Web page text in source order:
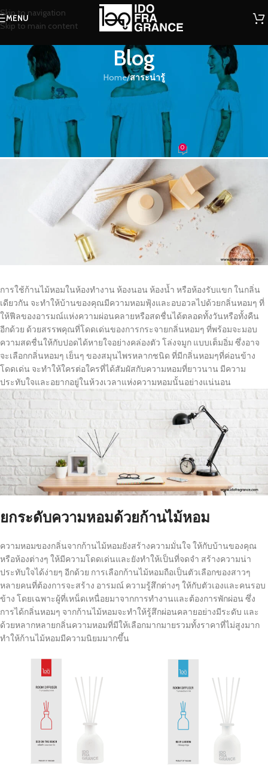
Skip to navigation
Skip to main content
MENU
Blog
Home/สาระน่ารู้
สาระน่ารู้
ความโดดเด่นของก้านไม้หอม
ประโยชน์ดีๆ ก็มีนะ!!
น้ำหอม On 27/05/2020 0
การใช้ก้านไม้หอมในห้องทำงาน ห้องนอน ห้องน้ำ หรือห้องรับแขก ในกลิ่น
เดียวกัน จะทำให้บ้านของคุณมีความหอมฟุ้งและอบอวลไปด้วยกลิ่นหอมๆ ที่
ให้ฟีลของอารมณ์แห่งความผ่อนคลายหรือสดชื่นได้ตลอดทั้งวันหรือทั้งคืน
อีกด้วย ด้วยสรรพคุณที่โดดเด่นของการกระจายกลิ่นหอมๆ ที่พร้อมจะมอบ
ความสดชื่นให้กับปอดได้หายใจอย่างคล่องตัว โล่งจมูก แบบเต็มอิ่ม ซึ่งอาจ
จะเลือกกลิ่นหอมๆ เย็นๆ ของสมุนไพรหลากชนิด ที่มีกลิ่นหอมๆที่ค่อนข้าง
โดดเด่น จะทำให้ใครต่อใครที่ได้สัมผัสกับความหอมที่ยาวนาน มีความ
ประทับใจและอยากอยู่ในห้วงเวลาแห่งความหอมนั้นอย่างแน่นอน
ยกระดับความหอมด้วยก้านไม้หอม
ความหอมของกลิ่นจากก้านไม้หอมยังสร้างความมั่นใจ ให้กับบ้านของคุณ
หรือห้องต่างๆ ให้มีความโดดเด่นและยังทำให้เป็นที่จดจำ สร้างความน่า
ประทับใจได้ง่ายๆ อีกด้วย การเลือกก้านไม้หอมถือเป็นตัวเลือกของสาวๆ
หลายคนที่ต้องการจะสร้าง อารมณ์ ความรู้สึกต่างๆ ให้กับตัวเองและคนรอบ
ข้าง โดยเฉพาะผู้ที่เหน็ดเหนื่อยมาจากการทำงานและต้องการพักผ่อน ซึ่ง
การได้กลิ่นหอมๆ จากก้านไม้หอมจะทำให้รู้สึกผ่อนคลายอย่างมีระดับ และ
ด้วยหลากหลายกลิ่นความหอมที่มีให้เลือกมากมายรวมทั้งราคาที่ไม่สูงมาก
ทำให้ก้านไม้หอมมีความนิยมมากขึ้น